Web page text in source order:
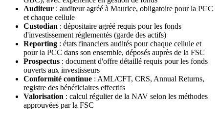
Auditeur : auditeur agréé à Maurice, obligatoire pour la PCC
et chaque cellule
Custodian : dépositaire agréé requis pour les fonds
d'investissement réglementés (garde des actifs)
Reporting : états financiers audités pour chaque cellule et
pour la PCC dans son ensemble, déposés auprès de la FSC
Prospectus : document d'offre détaillé requis pour les fonds
ouverts aux investisseurs
Conformité continue : AML/CFT, CRS, Annual Returns,
registre des bénéficiaires effectifs
Valorisation : calcul régulier de la NAV selon les méthodes
approuvées par la FSC